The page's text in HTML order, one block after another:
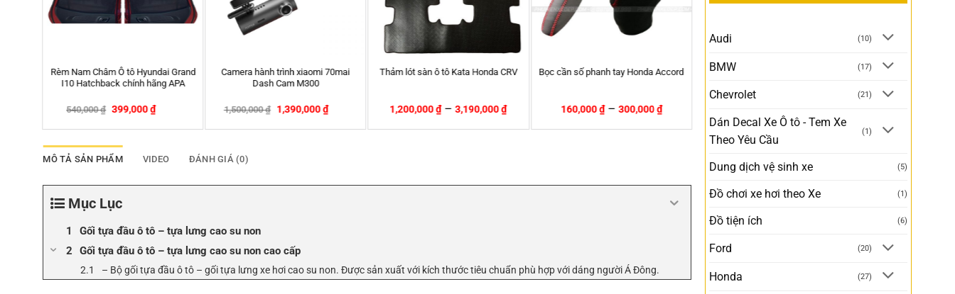
Rèm che nắng ô tô theo xe Lexus
IS250
540,000₫ 399,000₫
Thảm lót sàn BMW G30 5 Series
2017-2021 bằng khuôn đúc hãng 3D
4,350,000₫ 4,200,000₫
Chổi rửa xe ô tô cán dài chuyên
80,000₫ – 130,000₫
Thảm lót sàn ô tô Kata Thái Lan
1,400,000₫ – 2,150,000
MÔ TẢ SẢN PHẨM VIDEO ĐÁNH GIÁ (0)
Mục Lục
Gối tựa đầu ô tô – tựa lưng cao su non
Gối tựa đầu ô tô – tựa lưng cao su non cao cấp
– Bộ gối tựa đầu ô tô – gối tựa lưng xe hơi cao su non. Được sản xuất với kích thước tiêu chuẩn phù hợp với dáng người Á Đông.
Audi (10)
BMW (17)
Chevrolet (21)
Dán Decal Xe Ô tô - Tem Xe
Theo Yêu Cầu
(1)
Dung dịch vệ sinh xe (5)
Đồ chơi xe hơi theo Xe (1)
Đồ tiện ích (6)
Ford (20)
Honda (27)